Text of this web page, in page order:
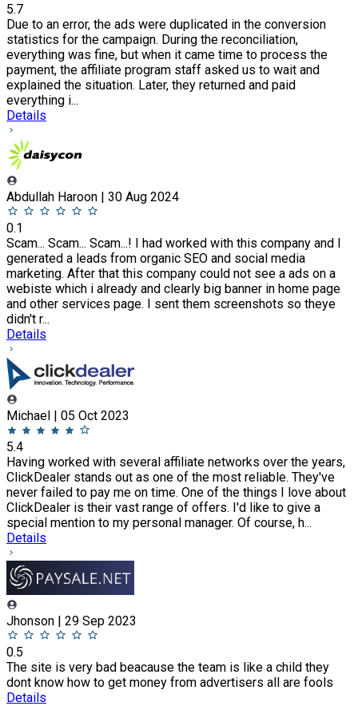
5.7
Due to an error, the ads were duplicated in the conversion
statistics for the campaign. During the reconciliation,
everything was fine, but when it came time to process the
payment, the affiliate program staff asked us to wait and
explained the situation. Later, they returned and paid
everything i...
Details
Abdullah Haroon | 30 Aug 2024
0.1
Scam... Scam... Scam...! I had worked with this company and I
generated a leads from organic SEO and social media
marketing. After that this company could not see a ads on a
webiste which i already and clearly big banner in home page
and other services page. I sent them screenshots so theye
didn't r...
Details
Michael | 05 Oct 2023
5.4
Having worked with several affiliate networks over the years,
ClickDealer stands out as one of the most reliable. They've
never failed to pay me on time. One of the things I love about
ClickDealer is their vast range of offers. I'd like to give a
special mention to my personal manager. Of course, h...
Details
Jhonson | 29 Sep 2023
0.5
The site is very bad beacause the team is like a child they
dont know how to get money from advertisers all are fools
Details